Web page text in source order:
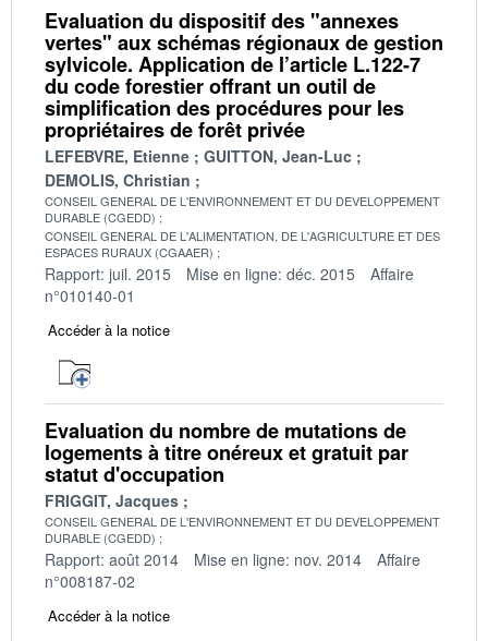
Evaluation du dispositif des "annexes
vertes" aux schémas régionaux de gestion
sylvicole. Application de l’article L.122-7
du code forestier offrant un outil de
simplification des procédures pour les
propriétaires de forêt privée
LEFEBVRE, Etienne
GUITTON, Jean-Luc
DEMOLIS, Christian
CONSEIL GENERAL DE L'ENVIRONNEMENT ET DU DEVELOPPEMENT
DURABLE (CGEDD)
CONSEIL GENERAL DE L'ALIMENTATION, DE L'AGRICULTURE ET DES
ESPACES RURAUX (CGAAER)
Rapport: juil. 2015 Mise en ligne: déc. 2015
Affaire
n°010140-01
Accéder à la notice
Evaluation du nombre de mutations de
logements à titre onéreux et gratuit par
statut d'occupation
FRIGGIT, Jacques
CONSEIL GENERAL DE L'ENVIRONNEMENT ET DU DEVELOPPEMENT
DURABLE (CGEDD)
Rapport: août 2014 Mise en ligne: nov. 2014
Affaire
n°008187-02
Accéder à la notice